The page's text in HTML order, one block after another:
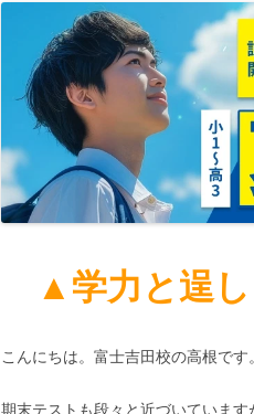
▲学力と逞
こんにちは。富士吉田校の高根です。
期末テストも段々と近づいています